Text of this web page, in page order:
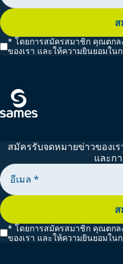
* โดยการสมัครสมาชิก คุณตกล
ของเรา และให้ความยินยอมใน
สมัครรับจดหมายข่าวของเ
และก
* โดยการสมัครสมาชิก คุณตกล
ของเรา และให้ความยินยอมใน